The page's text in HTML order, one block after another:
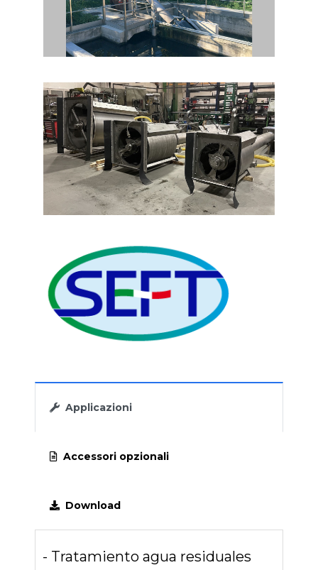
INTERNA IFS
REJA AUTOMÁTICA DESBASTE DE
REJA DE CANAL CON CEPILLOS CBS
REJA DE DESBASTE AUTOMÁTICA Y
AUTOLIMPIANTE BLT TAMIZADO FINO
TAMIZ DE ESCALERA AUTOMÁTICA
AUTOLIMPIANTE GPG
TAMIZ - REJA DE CHAPA PERFORADA
GSM
REJA MANUAL PARA CANAL GCM
Applicazioni
Accessori opzionali
Download
- Tratamiento agua residuales